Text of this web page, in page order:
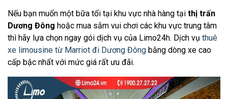
Nếu bạn muốn một bữa tối tại khu vực nhà hàng tại thị trấn
Dương Đông hoặc mua sắm vui chơi các khu vực trung tâm
thì hãy lựa chọn ngay gói dịch vụ của Limo24h. Dịch vụ thuê
xe limousine từ Marriot đi Dương Đông bằng dòng xe cao
cấp bậc nhất với mức giá rất ưu đãi.